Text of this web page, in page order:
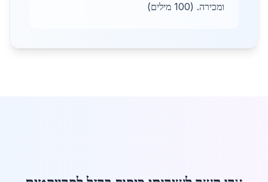
ומכירה. (100 מילים)